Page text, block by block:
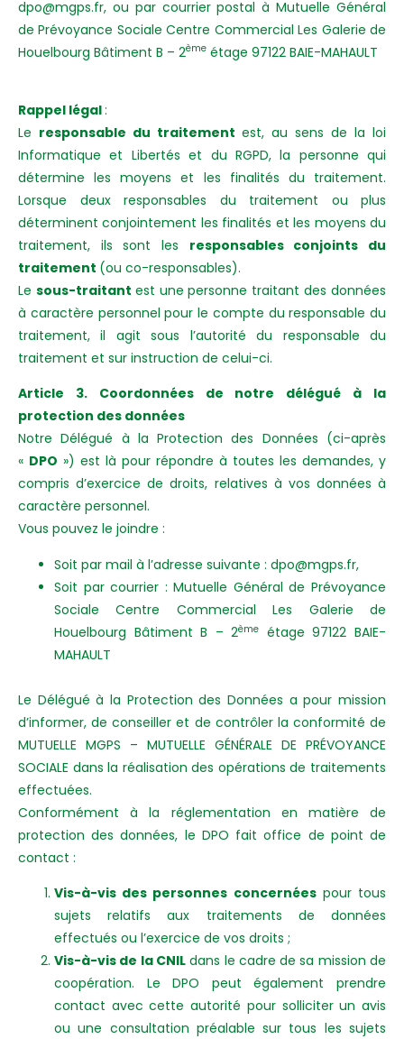
dpo@mgps.fr, ou par courrier postal àMutuelle Général
de Prévoyance SocialeCentre CommercialLes Galerie de
Houelbourg Bâtiment B – 2ème étage 97122 BAIE-MAHAULT
Rappel légal:
Le responsable du traitement est, au sens de la loi
Informatique et Libertés et du RGPD, la personne qui
détermine les moyens et les finalités du traitement.
Lorsque deux responsables du traitement ou plus
déterminent conjointement les finalités et les moyens du
traitement, ils sont les responsables conjoints du
traitement (ou co-responsables).
Le sous-traitant est une personne traitant des données
à caractère personnel pour le compte du responsable du
traitement, il agit sous l’autorité du responsable du
traitement et sur instruction de celui-ci.
Article 3. Coordonnées de notre délégué à la
protection des données
Notre Délégué à la Protection des Données (ci-après
« DPO ») est là pour répondre à toutes les demandes, y
compris d’exercice de droits, relatives à vos données à
caractère personnel.
Vous pouvez le joindre :
Soit par mail à l’adresse suivante : dpo@mgps.fr,
Soit par courrier : Mutuelle Général de Prévoyance
SocialeCentre CommercialLes Galerie de
Houelbourg Bâtiment B – 2ème étage97122 BAIE-
MAHAULT
Le Délégué à la Protection des Données a pour mission
d’informer, de conseiller et de contrôler la conformité de
MUTUELLE MGPS – MUTUELLE GÉNÉRALE DE PRÉVOYANCE
SOCIALE dans la réalisation des opérations de traitements
effectuées.
Conformément à la réglementation en matière de
protection des données, le DPO fait office de point de
contact :
Vis-à-vis des personnes concernéespour tous
sujets relatifs aux traitements de données
effectués ou l’exercice de vos droits ;
Vis-à-vis de la CNILdans le cadre de sa mission de
coopération. Le DPO peut également prendre
contact avec cette autorité pour solliciter un avis
ou une consultation préalable sur tous les sujets